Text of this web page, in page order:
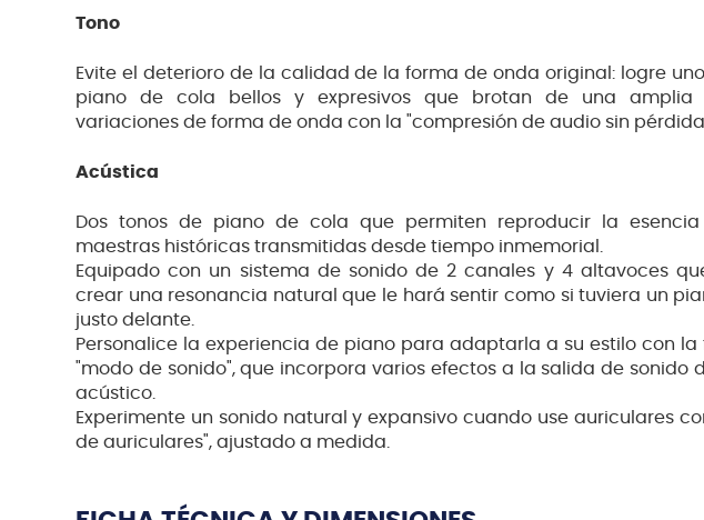
Tono
Evite el deterioro de la calidad de la forma de onda original: logre
piano de cola bellos y expresivos que brotan de una amplia
variaciones de forma de onda con la "compresión de audio sin
Acústica
Dos tonos de piano de cola que permiten reproducir la
maestras históricas transmitidas desde tiempo inmemorial.
Equipado con un sistema de sonido de 2 canales y 4 altavoces
crear una resonancia natural que le hará sentir como si tuviera un
justo delante.
Personalice la experiencia de piano para adaptarla a su estilo con la
"modo de sonido", que incorpora varios efectos a la salida de sonido
acústico.
Experimente un sonido natural y expansivo cuando use auriculares
de auriculares", ajustado a medida.